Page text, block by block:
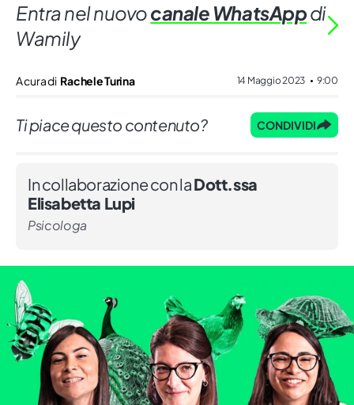
Entra nel nuovocanale WhatsAppdi
Wamily
A cura di Rachele Turina 14 Maggio 2023 9:00
Ti piace questo contenuto? CONDIVIDI
In collaborazione con laDott.ssa
Elisabetta Lupi
Psicologa